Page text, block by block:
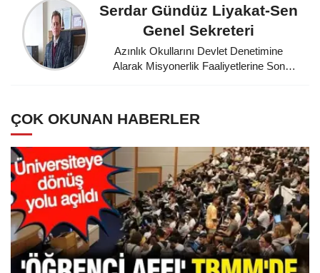
Serdar Gündüz Liyakat-Sen
Genel Sekreteri
Azınlık Okullarını Devlet Denetimine
Alarak Misyonerlik Faaliyetlerine Son
ÇOK OKUNAN HABERLER